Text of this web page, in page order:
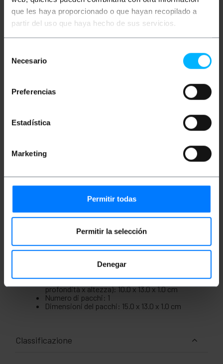
que les haya proporcionado o que hayan recopilado a
partir del uso que haya hecho de sus servicios.
Necesario
Preferencias
Estadística
Marketing
Permitir todas
Permitir la selección
Denegar
Ulteriori informazioni
Descrizione
Cavo adattatore USB 2.0 di 50 cm di lunghezza che
angolato (90 gradi) e all'altra estremità un
connettore USB A-Female. Il connettore USB A-
metallica.
Ha un connettore USB di tipo A-femmina con
montaggio su una piastra o foro USB. Include
Cavo USB 2.0 e 1.1.
Misure e pesi
Dimensioni del prodotto (larghezza x
profondità x altezza): 10.0 x 13.0 x 1.0 cm
Numero di pacchi: 1
Dimensioni del pacchi: 15.0 x 13.0 x 1.0 cm
Classificazione